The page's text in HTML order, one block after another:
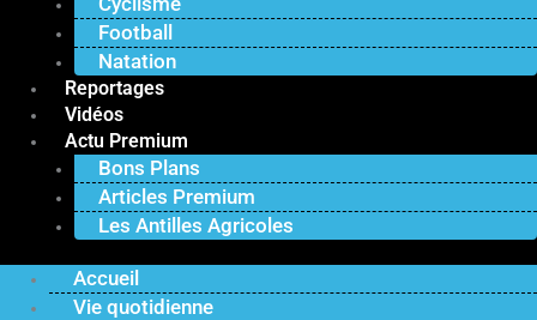
Football
Natation
Reportages
Vidéos
Actu Premium
Bons Plans
Articles Premium
Les Antilles Agricoles
Accueil
Vie quotidienne